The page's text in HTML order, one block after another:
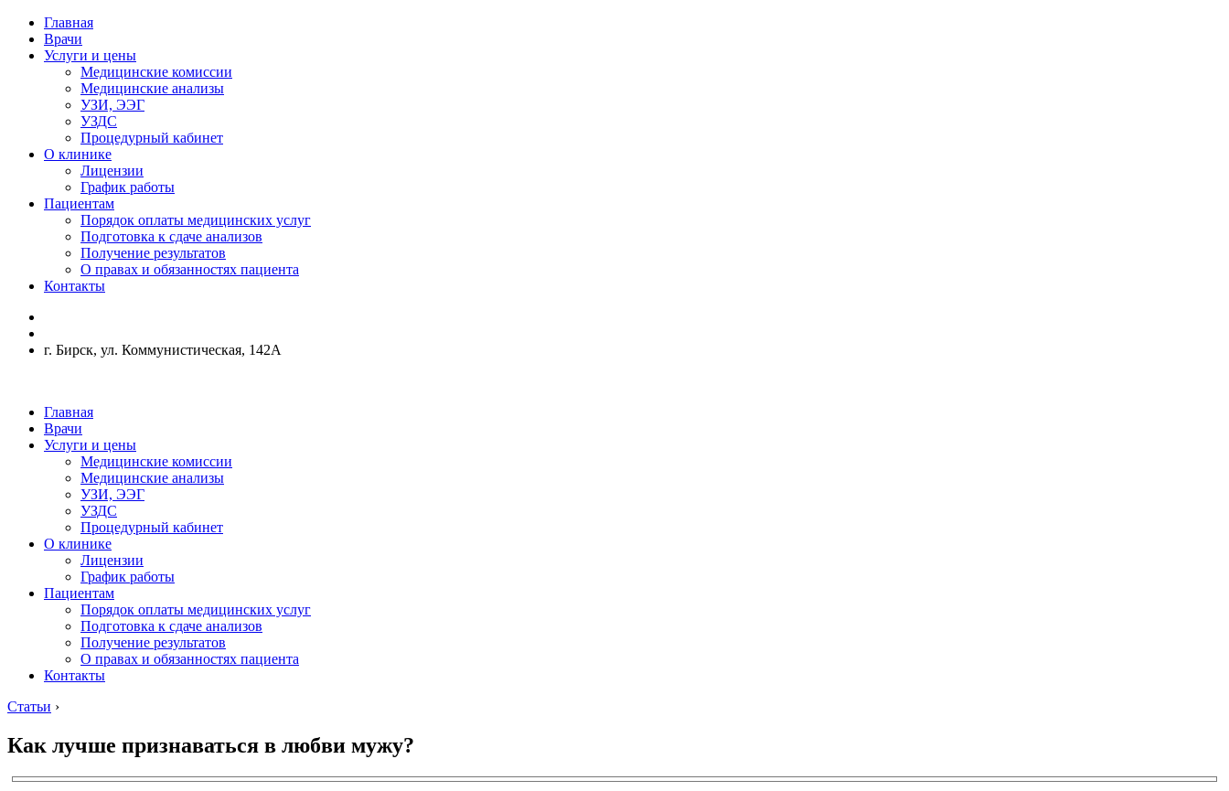
Главная
Врачи
Услуги и цены
Медицинские комиссии
Медицинские анализы
УЗИ, ЭЭГ
УЗДС
Процедурный кабинет
О клинике
Лицензии
График работы
Пациентам
Порядок оплаты медицинских услуг
Подготовка к сдаче анализов
Получение результатов
О правах и обязанностях пациента
Контакты
г. Бирск, ул. Коммунистическая, 142А
Главная
Врачи
Услуги и цены
Медицинские комиссии
Медицинские анализы
УЗИ, ЭЭГ
УЗДС
Процедурный кабинет
О клинике
Лицензии
График работы
Пациентам
Порядок оплаты медицинских услуг
Подготовка к сдаче анализов
Получение результатов
О правах и обязанностях пациента
Контакты
Статьи ›
Как лучше признаваться в любви мужу?